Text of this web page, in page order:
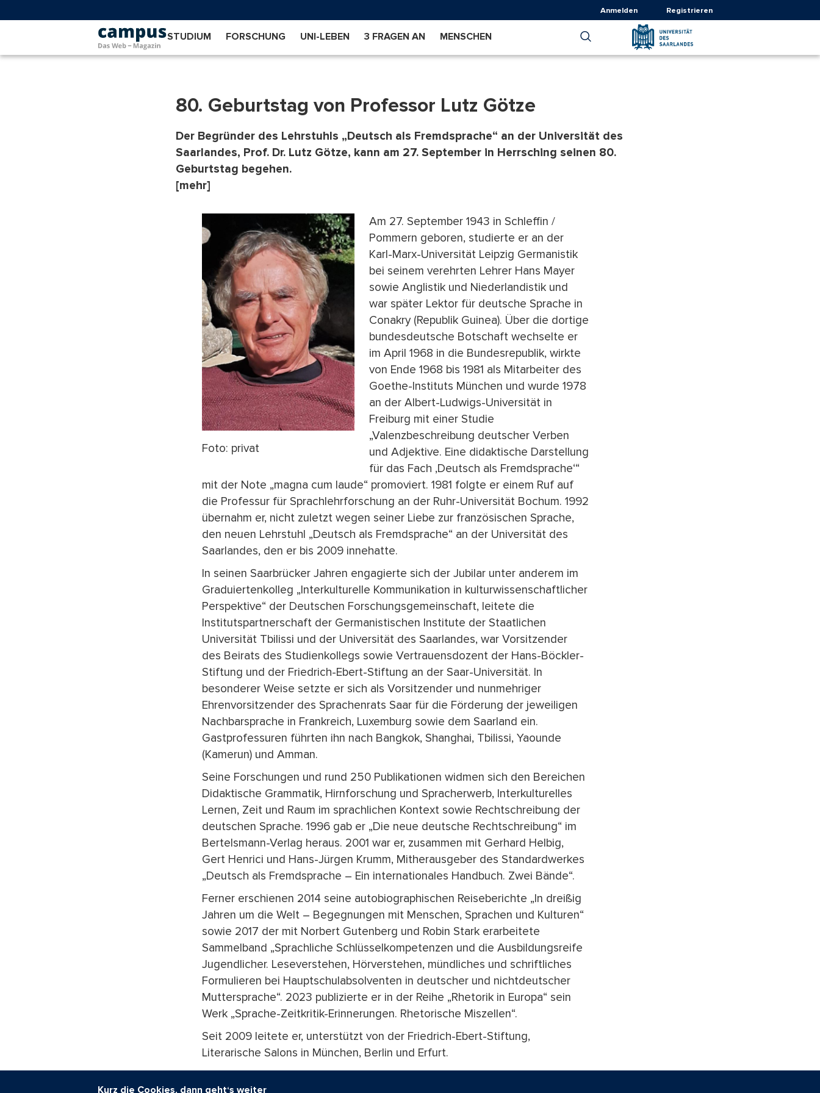
zum
Anmelden Registrieren
STUDIUM FORSCHUNG UNI-LEBEN 3 FRAGEN AN MENSCHEN
80. Geburtstag von Professor Lutz Götze
Der Begründer des Lehrstuhls „Deutsch als Fremdsprache“ an der Universität des
Saarlandes, Prof. Dr. Lutz Götze, kann am 27. September in Herrsching seinen 80.
Geburtstag begehen.
[mehr]
Foto: privat
Am 27. September 1943 in Schleffin /
Pommern geboren, studierte er an der
Karl-Marx-Universität Leipzig Germanistik
bei seinem verehrten Lehrer Hans Mayer
sowie Anglistik und Niederlandistik und
war später Lektor für deutsche Sprache in
Conakry (Republik Guinea). Über die dortige
bundesdeutsche Botschaft wechselte er
im April 1968 in die Bundesrepublik, wirkte
von Ende 1968 bis 1981 als Mitarbeiter des
Goethe-Instituts München und wurde 1978
an der Albert-Ludwigs-Universität in
Freiburg mit einer Studie
„Valenzbeschreibung deutscher Verben
und Adjektive. Eine didaktische Darstellung
für das Fach ‚Deutsch als Fremdsprache‘“
mit der Note „magna cum laude“ promoviert. 1981 folgte er einem Ruf auf
die Professur für Sprachlehrforschung an der Ruhr-Universität Bochum. 1992
übernahm er, nicht zuletzt wegen seiner Liebe zur französischen Sprache,
den neuen Lehrstuhl „Deutsch als Fremdsprache“ an der Universität des
Saarlandes, den er bis 2009 innehatte.
In seinen Saarbrücker Jahren engagierte sich der Jubilar unter anderem im
Graduiertenkolleg „Interkulturelle Kommunikation in kulturwissenschaftlicher
Perspektive“ der Deutschen Forschungsgemeinschaft, leitete die
Institutspartnerschaft der Germanistischen Institute der Staatlichen
Universität Tbilissi und der Universität des Saarlandes, war Vorsitzender
des Beirats des Studienkollegs sowie Vertrauensdozent der Hans-Böckler-
Stiftung und der Friedrich-Ebert-Stiftung an der Saar-Universität. In
besonderer Weise setzte er sich als Vorsitzender und nunmehriger
Ehrenvorsitzender des Sprachenrats Saar für die Förderung der jeweiligen
Nachbarsprache in Frankreich, Luxemburg sowie dem Saarland ein.
Gastprofessuren führten ihn nach Bangkok, Shanghai, Tbilissi, Yaounde
(Kamerun) und Amman.
Seine Forschungen und rund 250 Publikationen widmen sich den Bereichen
Didaktische Grammatik, Hirnforschung und Spracherwerb, Interkulturelles
Lernen, Zeit und Raum im sprachlichen Kontext sowie Rechtschreibung der
deutschen Sprache. 1996 gab er „Die neue deutsche Rechtschreibung“ im
Bertelsmann-Verlag heraus. 2001 war er, zusammen mit Gerhard Helbig,
Gert Henrici und Hans-Jürgen Krumm, Mitherausgeber des Standardwerkes
„Deutsch als Fremdsprache – Ein internationales Handbuch. Zwei Bände“.
Ferner erschienen 2014 seine autobiographischen Reiseberichte „In dreißig
Jahren um die Welt – Begegnungen mit Menschen, Sprachen und Kulturen“
sowie 2017 der mit Norbert Gutenberg und Robin Stark erarbeitete
Sammelband „Sprachliche Schlüsselkompetenzen und die Ausbildungsreife
Jugendlicher. Leseverstehen, Hörverstehen, mündliches und schriftliches
Formulieren bei Hauptschulabsolventen in deutscher und nichtdeutscher
Muttersprache“. 2023 publizierte er in der Reihe „Rhetorik in Europa“ sein
Werk „Sprache-Zeitkritik-Erinnerungen. Rhetorische Miszellen“.
Seit 2009 leitete er, unterstützt von der Friedrich-Ebert-Stiftung,
Literarische Salons in München, Berlin und Erfurt.
Heute ist der Jubilar unverändert aktiv, vertritt das PEN-Zentrum
Kurz die Cookies, dann geht‘s weiter